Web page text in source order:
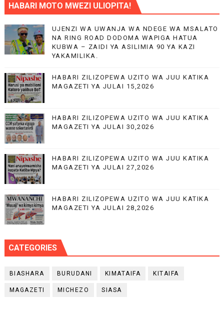
HABARI MOTO MWEZI ULIOPITA!
UJENZI WA UWANJA WA NDEGE WA MSALATO
NA RING ROAD DODOMA WAPIGA HATUA
KUBWA – ZAIDI YA ASILIMIA 90 YA KAZI
YAKAMILIKA.
HABARI ZILIZOPEWA UZITO WA JUU KATIKA
MAGAZETI YA JULAI 15,2026
HABARI ZILIZOPEWA UZITO WA JUU KATIKA
MAGAZETI YA JULAI 30,2026
HABARI ZILIZOPEWA UZITO WA JUU KATIKA
MAGAZETI YA JULAI 27,2026
HABARI ZILIZOPEWA UZITO WA JUU KATIKA
MAGAZETI YA JULAI 28,2026
CATEGORIES
BIASHARA BURUDANI KIMATAIFA KITAIFA
MAGAZETI MICHEZO SIASA